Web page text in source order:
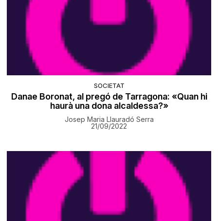
SOCIETAT
Danae Boronat, al pregó de Tarragona: «Quan hi
haurà una dona alcaldessa?»
Josep Maria Llauradó Serra
21/09/2022